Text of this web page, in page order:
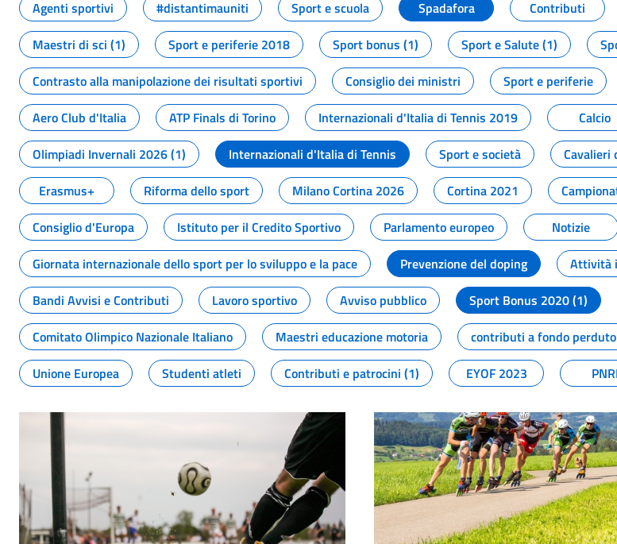
Agenti sportivi
#distantimauniti Sport e scuola Spadafora Contributi
Maestri di sci (1)
Sport e periferie 2018 Sport bonus (1) Sport e Salute (1)
Contrasto alla manipolazione dei risultati sportivi
Consiglio dei ministri Sport e periferie
Aero Club d'Italia
ATP Finals di Torino Internazionali d'Italia di Tennis 2019 Calcio
Olimpiadi Invernali 2026 (1)
Internazionali d'Italia di Tennis Sport e società Cavalieri
Erasmus+
Riforma dello sport Milano Cortina 2026 Cortina 2021
Consiglio d'Europa
Istituto per il Credito Sportivo Parlamento europeo Notizie
Giornata internazionale dello sport per lo sviluppo e la pace
Prevenzione del doping Attività
Bandi Avvisi e Contributi
Lavoro sportivo Avviso pubblico Sport Bonus 2020 (1)
Comitato Olimpico Nazionale Italiano
Maestri educazione motoria contributi a fondo perduto
Unione Europea
Studenti atleti Contributi e patrocini (1) EYOF 2023